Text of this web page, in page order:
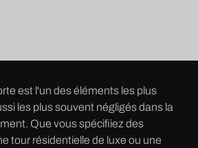
est l'un des éléments les plus
les plus souvent négligés dans la
Que vous spécifiiez des
tour résidentielle de luxe ou une